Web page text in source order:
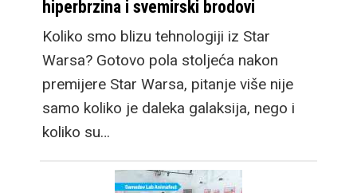
hiperbrzina i svemirski brodovi
Koliko smo blizu tehnologiji iz Star
Warsa? Gotovo pola stoljeća nakon
premijere Star Warsa, pitanje više nije
samo koliko je daleka galaksija, nego i
koliko su…